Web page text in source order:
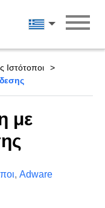
Ελληνικά
Ιστότοποι
με
, Adware